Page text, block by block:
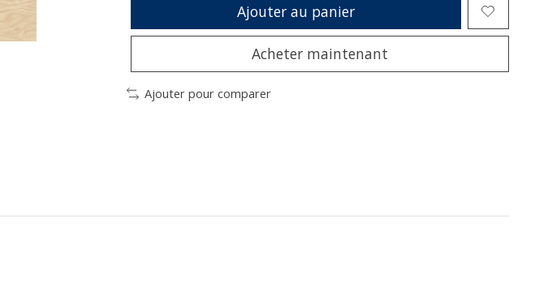
Ajouter au panier
Acheter maintenant
Ajouter pour comparer